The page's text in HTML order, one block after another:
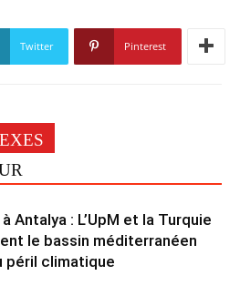
Twitter Pinterest
Antalya : L’UpM et la Turquie
le bassin méditerranéen
péril climatique